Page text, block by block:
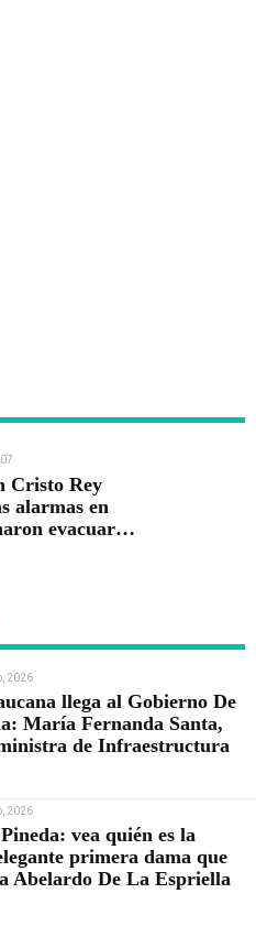
Cristo Rey
alarmas en
evacuar
2026
llega al Gobierno De
María Fernanda Santa,
de Infraestructura
2026
vea quién es la
primera dama que
Abelardo De La Espriella